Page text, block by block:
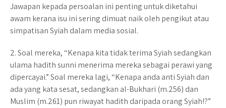
Jawapan kepada persoalan ini penting untuk diketahui
awam kerana isu ini sering dimuat naik oleh pengikut atau
simpatisan Syiah dalam media sosial.
2. Soal mereka, “Kenapa kita tidak terima Syiah sedangkan
ulama hadith sunni menerima mereka sebagai perawi yang
dipercayai.” Soal mereka lagi, “Kenapa anda anti Syiah dan
ada yang kata sesat, sedangkan al-Bukhari (m.256) dan
Muslim (m.261) pun riwayat hadith daripada orang Syiah!?”